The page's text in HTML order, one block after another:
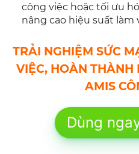
công việc hoặc tối ưu
nâng cao hiệu suất làm
TRẢI NGHIỆM SỨC
VIỆC, HOÀN THÀNH
AMIS
Dùng